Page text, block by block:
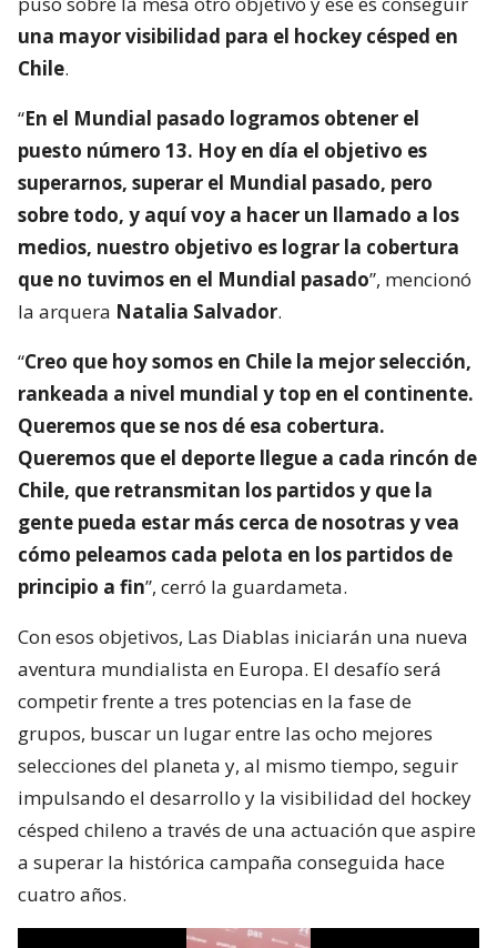
una mayor visibilidad para el hockey césped en
Chile.
“En el Mundial pasado logramos obtener el
puesto número 13. Hoy en día el objetivo es
superarnos, superar el Mundial pasado, pero
sobre todo, y aquí voy a hacer un llamado a los
medios, nuestro objetivo es lograr la cobertura
que no tuvimos en el Mundial pasado”, mencionó
la arquera Natalia Salvador.
“Creo que hoy somos en Chile la mejor selección,
rankeada a nivel mundial y top en el continente.
Queremos que se nos dé esa cobertura.
Queremos que el deporte llegue a cada rincón de
Chile, que retransmitan los partidos y que la
gente pueda estar más cerca de nosotras y vea
cómo peleamos cada pelota en los partidos de
principio a fin”, cerró la guardameta.
Con esos objetivos, Las Diablas iniciarán una nueva
aventura mundialista en Europa. El desafío será
competir frente a tres potencias en la fase de
grupos, buscar un lugar entre las ocho mejores
selecciones del planeta y, al mismo tiempo, seguir
impulsando el desarrollo y la visibilidad del hockey
césped chileno a través de una actuación que aspire
a superar la histórica campaña conseguida hace
cuatro años.